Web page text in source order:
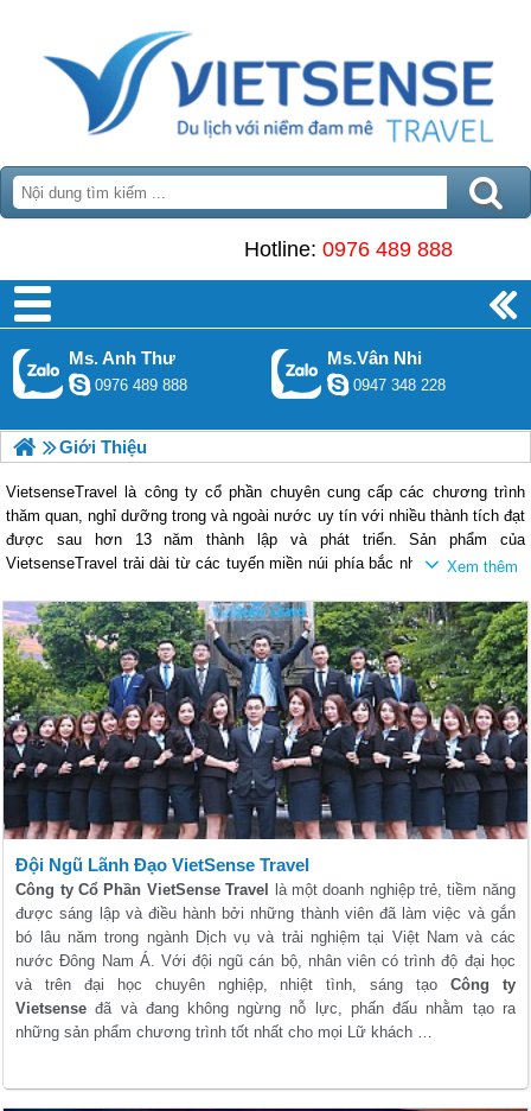
Hotline: 0976 489 888
Ms. Anh Thư
0976 489 888
Ms.Vân Nhi
0947 348 228
Giới Thiệu
VietsenseTravel là công ty cổ phần chuyên cung cấp các chương trình
thăm quan, nghỉ dưỡng trong và ngoài nước uy tín với nhiều thành tích đạt
được sau hơn 13 năm thành lập và phát triển. Sản phẩm của
VietsenseTravel trải dài từ các tuyến miền núi phía bắc như Tây Bắc , Hà
... ngoài ra VietsenseTravel cũng là công ty chuyên các chương trình Châu
Á như Thái Lan , Trung Quốc, Nhật Bản, Hàn Quốc ... với giá thành rẻ
nhưng đảm bảo được chất lượng nên luôn đem đến sự hài lòng cho du
khách, xa hơn công ty chúng tôi có các chương trình cao cấp như DuBai,
Châu Âu... với sự đa dạng về sản phẩm cũng như ưu việt về giá thành và
chất lượng sẽ đảm bảo cho bạn khi lựa chọn đến với VietsenseTravel.
Sau 13 năm phát triển, VietsenseTravel luôn đạt được các bước tiến vượt
bậc cùng các thành tích như gần nhất trong năm 2018 VietsenseTravel đã
đạt được giải top 10 lữ hành tốt nhất năm do Bộ Văn hóa - Thể Thao phối
hợp cùng với Tổng cục đã tổ chức. Các giải giải thưởng của các năm
trước như : Dịch Vụ Chất Lượng Cao Asean - 2016, Thương Hiệu Việt
Nam Tin Dùng - 2015, cùng nhiều giải thưởng khác ...
VietsenseTravel có trụ sở chính tại số 88 Xã Đàn - Đống Đa - Hà Nội
Website chính :http://vietsensetravel.com
Fanpage chính :https://www.facebook.com/TravelVietsense
Tổng đài :1900545519.
Đội Ngũ Lãnh Đạo VietSense Travel
Công ty Cổ Phần VietSense Travel
là một doanh nghiệp trẻ, tiềm năng
được sáng lập và điều hành bởi những thành viên đã làm việc và gắn
bó lâu năm trong ngành Dịch vụ và trải nghiệm tại Việt Nam và các
nước Đông Nam Á. Với đội ngũ cán bộ, nhân viên có trình độ đại học
và trên đại học chuyên nghiệp, nhiệt tình, sáng tạo Công ty
Vietsense đã và đang không ngừng nỗ lực, phấn đấu nhằm tạo ra
những sản phẩm chương trình tốt nhất cho mọi Lữ khách …